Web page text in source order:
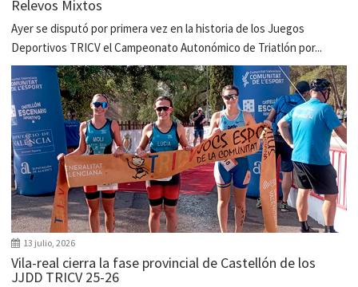
Relevos Mixtos
Ayer se disputó por primera vez en la historia de los Juegos
Deportivos TRICV el Campeonato Autonómico de Triatlón por...
13 julio, 2026
Vila-real cierra la fase provincial de Castellón de los
JJDD TRICV 25-26